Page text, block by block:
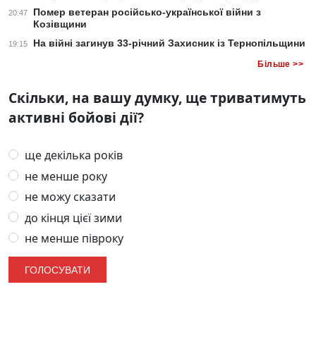
20:47
Помер ветеран російсько-української війни з
Козівщини
19:15 На війні загинув 33-річний Захисник із Тернопільщини
Більше >>
Скільки, на вашу думку, ще триватимуть
активні бойові дії?
ще декілька років
не менше року
не можу сказати
до кінця цієї зими
не менше півроку